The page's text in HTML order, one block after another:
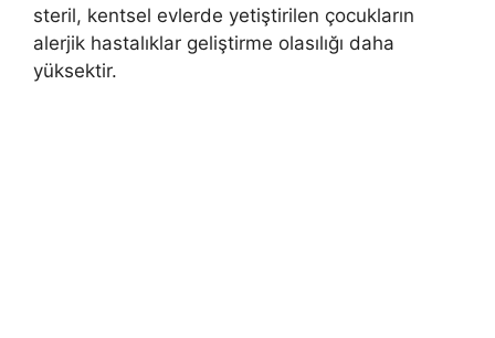
steril, kentsel evlerde yetiştirilen çocukların
alerjik hastalıklar geliştirme olasılığı daha
yüksektir.